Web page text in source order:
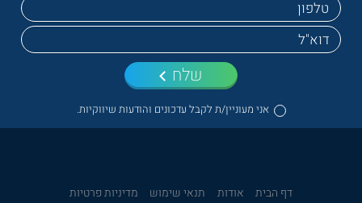
אני מעוניין/ת לקבל עדכונים והודעות שיווקיות.
שלח
דף הבית אודות תנאי שימוש
מדיניות פרטיות